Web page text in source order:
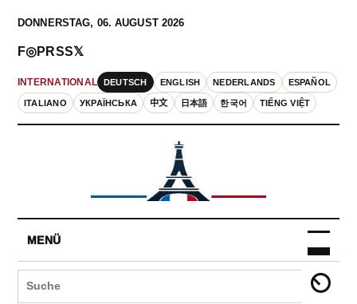
DONNERSTAG, 06. AUGUST 2026
INTERNATIONAL DEUTSCH ENGLISH NEDERLANDS ESPAÑOL
ITALIANO УКРАЇНСЬКА 中文 日本語 한국어 TIẾNG VIỆT
F◎PRSS𝕏
MENÜ